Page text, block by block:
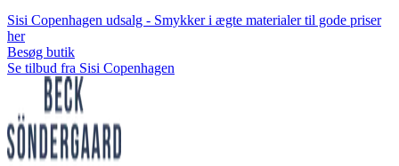
Sisi Copenhagen udsalg - Smykker i ægte materialer til gode priser
her
Besøg butik
Se tilbud fra Sisi Copenhagen